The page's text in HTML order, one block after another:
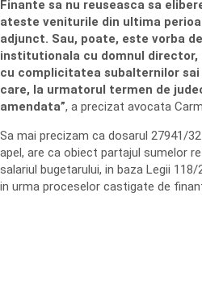
Finante sa nu reuseasca sa
ateste veniturile din ultima
adjunct. Sau, poate, este vorba
institutionala cu domnul director,
cu complicitatea subalternilor
care, la urmatorul termen de
amendata”, a precizat avocata
Sa mai precizam ca dosarul 27941/
apel, are ca obiect partajul sumelor
salariul bugetarului, in baza Legii
in urma proceselor castigate de